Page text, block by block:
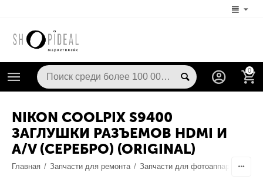
0
NIKON COOLPIX S9400
ЗАГЛУШКИ РАЗЪЕМОВ HDMI И
A/V (СЕРЕБРО) (ORIGINAL)
Главная / Запчасти для ремонта / Запчасти для фотоаппаратов